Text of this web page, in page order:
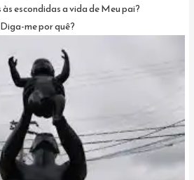
escondidas a vida de Meu pai?
Diga-me por quê?